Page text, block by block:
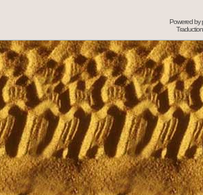
Powered by